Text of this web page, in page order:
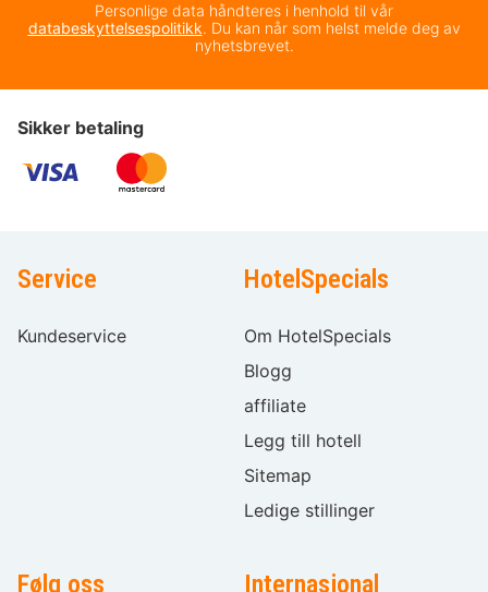
Personlige data håndteres i henhold til vår
databeskyttelsespolitikk. Du kan når som helst melde deg av
nyhetsbrevet.
Sikker betaling
Service
Kundeservice
HotelSpecials
Om HotelSpecials
Blogg
affiliate
Legg till hotell
Sitemap
Ledige stillinger
Følg oss Internasjonal